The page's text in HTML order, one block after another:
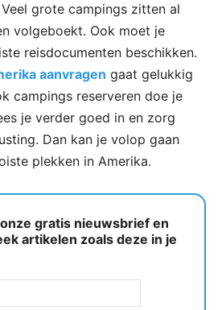
grote campings zitten al
volgeboekt. Ook moet je
reisdocumenten beschikken.
aanvragen gaat gelukkig
campings reserveren doe je
je verder goed in en zorg
Dan kan je volop gaan
plekken in Amerika.
gratis nieuwsbrief en
artikelen zoals deze in je